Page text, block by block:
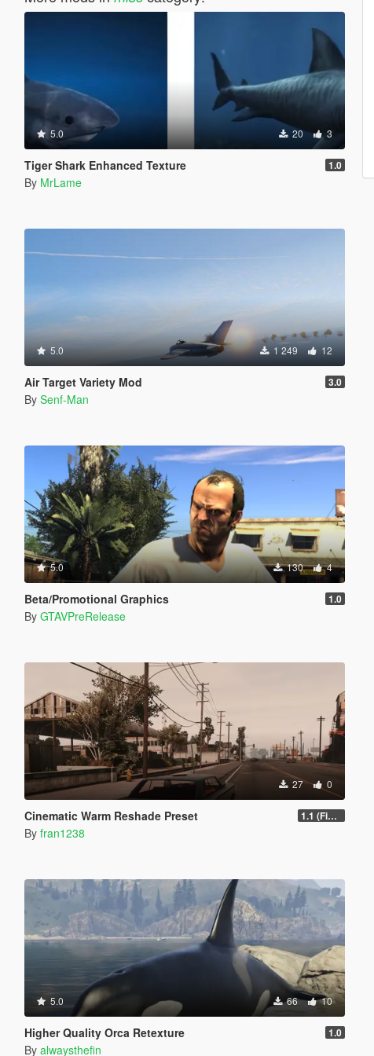
5.0 20 3
Tiger Shark Enhanced Texture 1.0
By MrLame
5.0 1 249 12
Air Target Variety Mod 3.0
By Senf-Man
5.0 130 4
Beta/Promotional Graphics 1.0
By GTAVPreRelease
27 0
Cinematic Warm Reshade Preset 1.1 (Final)
By fran1238
5.0 66 10
Higher Quality Orca Retexture 1.0
By alwaysthefin